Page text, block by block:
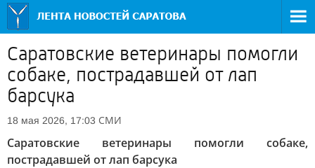
Саратовские ветеринары помогли
собаке, пострадавшей от лап
барсука
18 мая 2026, 17:03 СМИ
Саратовские ветеринары помогли собаке,
пострадавшей от лап барсука